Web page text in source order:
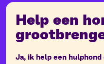
Help een
Ja, ik help een hulphond